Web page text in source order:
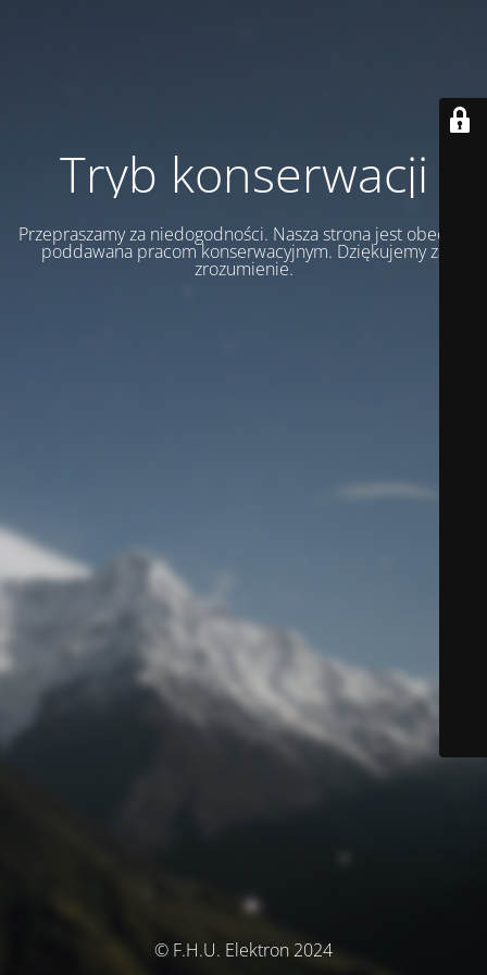
Tryb konserwacji
Przepraszamy za niedogodności. Nasza strona jest obecnie
poddawana pracom konserwacyjnym. Dziękujemy za
zrozumienie.
© F.H.U. Elektron 2024